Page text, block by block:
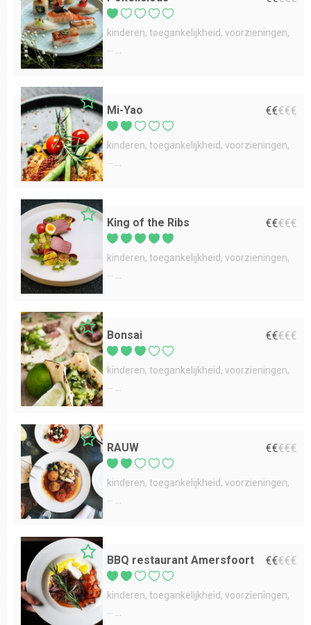
kinderen toegankelijkheid voorzieningen
Mi-Yao €€€€€
kinderen toegankelijkheid voorzieningen
King of the Ribs €€€€€
kinderen toegankelijkheid voorzieningen
Bonsai €€€€€
kinderen toegankelijkheid voorzieningen
RAUW €€€€€
kinderen toegankelijkheid voorzieningen
BBQ restaurant Amersfoort €€€€€
kinderen toegankelijkheid voorzieningen